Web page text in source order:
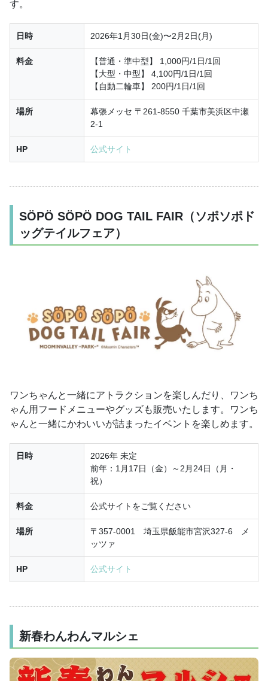
す。
日時 2026年1月30日(金)〜2月2日(月)
料金
【普通・準中型】 1,000円/1日/1回
【大型・中型】 4,100円/1日/1回
【自動二輪車】 200円/1日/1回
場所
幕張メッセ 〒261-8550 千葉市美浜区中瀬
2-1
HP 公式サイト
SÖPÖ SÖPÖ DOG TAIL FAIR（ソポソポド
ッグテイルフェア）
ワンちゃんと一緒にアトラクションを楽しんだり、ワンち
ゃん用フードメニューやグッズも販売いたします。ワンち
ゃんと一緒にかわいいが詰まったイベントを楽しめます。
日時
2026年 未定
前年：1月17日（金）～2月24日（月・
祝）
料金 公式サイトをご覧ください
場所
〒357-0001 埼玉県飯能市宮沢327-6 メ
ッツァ
HP 公式サイト
新春わんわんマルシェ